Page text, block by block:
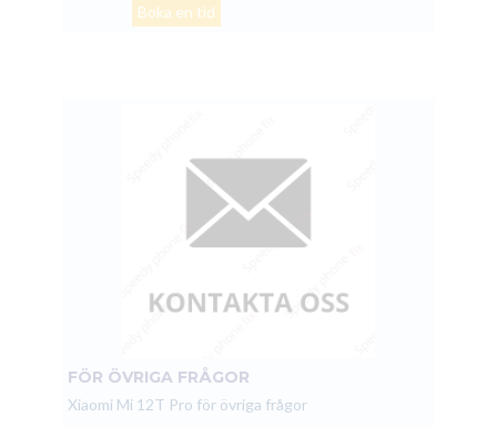
Boka en tid
FÖR ÖVRIGA FRÅGOR
Xiaomi Mi 12T Pro för övriga frågor